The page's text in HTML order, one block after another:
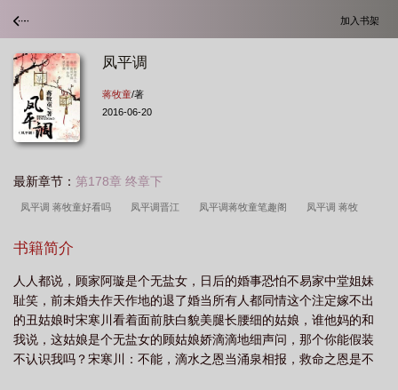
加入书架
凤平调
蒋牧童/著
2016-06-20
最新章节： 第178章 终章下
凤平调 蒋牧童好看吗 凤平调晋江 凤平调蒋牧童笔趣阁 凤平调 蒋牧
什么 凤平调 陆兰茝
节哪里看 凤平调 txt 凤平调txt 凤平调全文免费阅读 凤平调大结局是什
么 凤平调免费全文阅读 凤平调 百度
书籍简介
人人都说，顾家阿璇是个无盐女，日后的婚事恐怕不易家中堂姐妹
耻笑，前未婚夫作天作地的退了婚当所有人都同情这个注定嫁不出
的丑姑娘时宋寒川看着面前肤白貌美腿长腰细的姑娘，谁他妈的和
我说，这姑娘是个无盐女的顾姑娘娇滴滴地细声问，那个你能假装
不认识我吗？宋寒川：不能，滴水之恩当涌泉相报，救命之恩是不